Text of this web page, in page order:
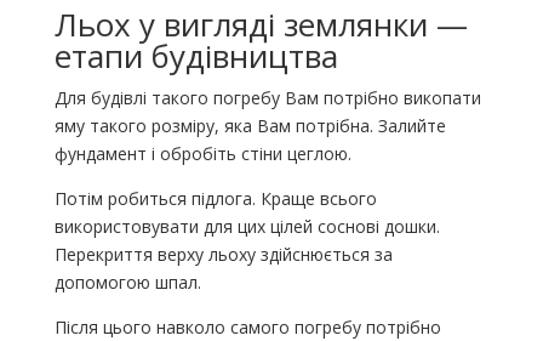
Льох у вигляді землянки —
етапи будівництва
Для будівлі такого погребу Вам потрібно викопати
яму такого розміру, яка Вам потрібна. Залийте
фундамент і обробіть стіни цеглою.
Потім робиться підлога. Краще всього
використовувати для цих цілей соснові дошки.
Перекриття верху льоху здійснюється за
допомогою шпал.
Після цього навколо самого погребу потрібно